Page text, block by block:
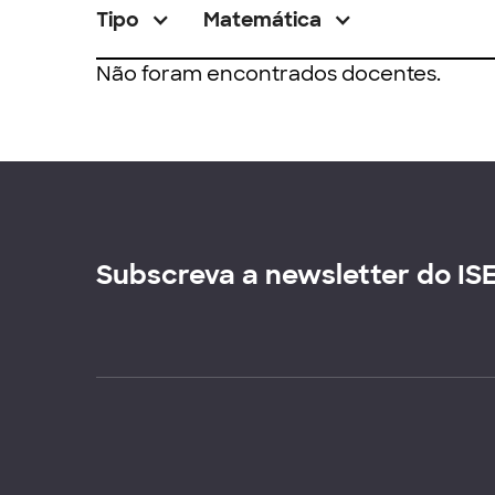
Tipo Matemática
Não foram encontrados docentes.
Subscreva a newsletter do